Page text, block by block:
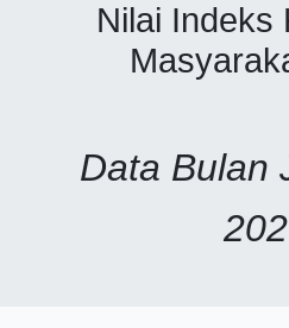
Nilai Indeks
Data Bulan